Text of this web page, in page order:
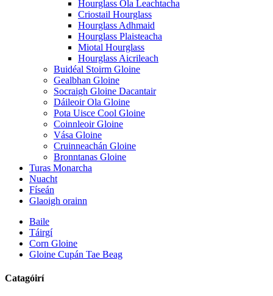
Hourglass Ola Leachtacha
Criostail Hourglass
Hourglass Adhmaid
Hourglass Plaisteacha
Miotal Hourglass
Hourglass Aicrileach
Buidéal Stoirm Gloine
Gealbhan Gloine
Socraigh Gloine Dacantair
Dáileoir Ola Gloine
Pota Uisce Cool Gloine
Coinnleoir Gloine
Vása Gloine
Cruinneachán Gloine
Bronntanas Gloine
Turas Monarcha
Nuacht
Físeán
Glaoigh orainn
Baile
Táirgí
Corn Gloine
Gloine Cupán Tae Beag
Catagóirí